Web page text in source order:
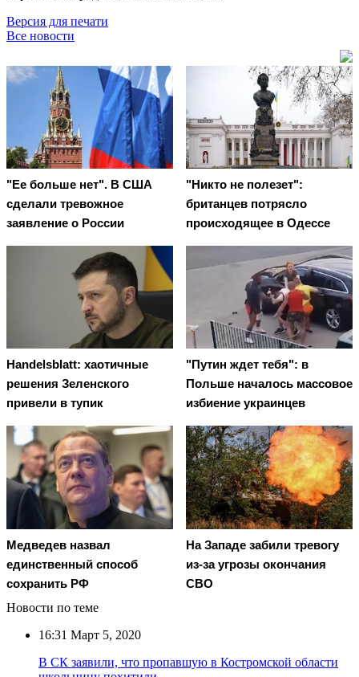
Версия для печати
Все новости
"Ее больше нет". В США
сделали тревожное
заявление о России
"Никто не полезет":
британцев потрясло
происходящее в Одессе
Handelsblatt: хаотичные
решения Зеленского
привели в тупик
"Путин ждет тебя": в
Польше началось массовое
избиение украинцев
Медведев назвал
единственный способ
сохранить РФ
На Западе забили тревогу
из-за угрозы окончания
СВО
Новости по теме
16:31 Март 5, 2020
В СК заявили, что пропавшую в Костромской области